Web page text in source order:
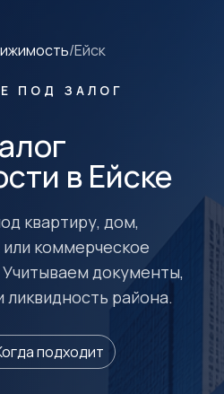
/Ейск
ПОД ЗАЛОГ
в Ейске
квартиру, дом,
или коммерческое
документы,
ликвидность района.
подходит